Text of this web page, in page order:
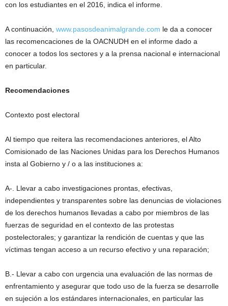
con los estudiantes en el 2016, indica el informe.
A continuación, www.pasosdeanimalgrande.com le da a conocer
las recomencaciones de la OACNUDH en el informe dado a
conocer a todos los sectores y a la prensa nacional e internacional
en particular.
Recomendaciones
Contexto post electoral
Al tiempo que reitera las recomendaciones anteriores, el Alto
Comisionado de las Naciones Unidas para los Derechos Humanos
insta al Gobierno y / o a las instituciones a:
A-. Llevar a cabo investigaciones prontas, efectivas,
independientes y transparentes sobre las denuncias de violaciones
de los derechos humanos llevadas a cabo por miembros de las
fuerzas de seguridad en el contexto de las protestas
postelectorales; y garantizar la rendición de cuentas y que las
víctimas tengan acceso a un recurso efectivo y una reparación;
B.- Llevar a cabo con urgencia una evaluación de las normas de
enfrentamiento y asegurar que todo uso de la fuerza se desarrolle
en sujeción a los estándares internacionales, en particular las